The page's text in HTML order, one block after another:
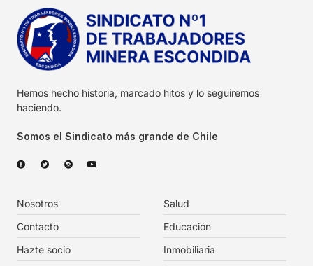
Hemos hecho historia, marcado hitos y lo seguiremos
haciendo.
Somos el Sindicato más grande de Chile
Nosotros
Contacto
Hazte socio
Salud
Educación
Inmobiliaria